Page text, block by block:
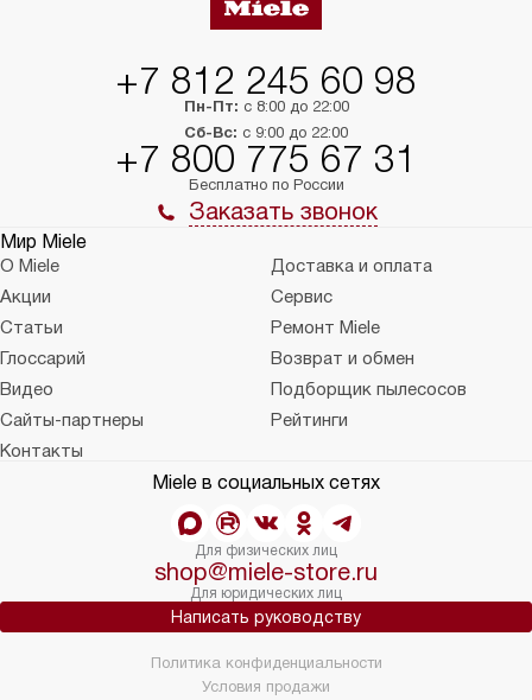
+7 812 245 60 98
Пн-Пт: с 8:00 до 22:00
Сб-Вс: с 9:00 до 22:00
+7 800 775 67 31
Бесплатно по России
Заказать звонок
Мир Miele
О Miele
Доставка и оплата
Акции
Сервис
Статьи
Ремонт Miele
Глоссарий
Возврат и обмен
Видео
Подборщик пылесосов
Сайты-партнеры
Рейтинги
Контакты
Miele в социальных сетях
Для физических лиц
shop@miele-store.ru
Для юридических лиц
Написать руководству
Политика конфиденциальности
Условия продажи